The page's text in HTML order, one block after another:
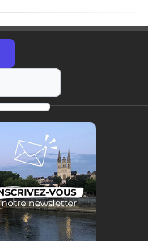
https://radio-g.fr?18356